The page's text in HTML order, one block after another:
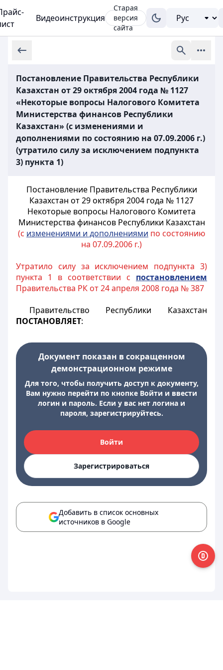
Видеоинструкция
Старая
версия
сайта
Постановление Правительства Республики
Казахстан от 29 октября 2004 года № 1127
«Некоторые вопросы Налогового Комитета
Министерства финансов Республики
Казахстан» (с изменениями и
дополнениями по состоянию на 07.09.2006 г.)
(утратило силу за исключением подпункта
3) пункта 1)
Постановление Правительства Республики
Казахстан от 29 октября 2004 года № 1127
Некоторые вопросы Налогового Комитета
Министерства финансов Республики Казахстан
(с изменениями и дополнениями по состоянию
на 07.09.2006 г.)
Утратило силу за исключением подпункта 3)
пункта 1 в соответствии с постановлением
Правительства РК от 24 апреля 2008 года № 387
Правительство Республики Казахстан
ПОСТАНОВЛЯЕТ:
Документ показан в сокращенном
демонстрационном режиме
Для того, чтобы получить доступ к документу,
Вам нужно перейти по кнопке Войти и ввести
логин и пароль. Если у вас нет логина и
пароля, зарегистрируйтесь.
Войти
Зарегистрироваться
Добавить в список основных
источников в Google